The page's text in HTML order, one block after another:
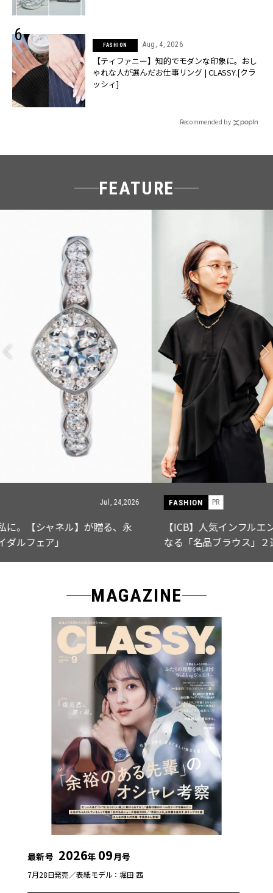
FASHION Aug, 4, 2026
【ティファニー】知的でモダンな印象に。おし
ゃれな人が選んだお仕事リング | CLASSY.[クラ
ッシィ]
Recommended by
FEATURE
【ICB】人気インフルエンサーと共同制作! 週5で着たく
なる「名品ブラウス」２選
MAGAZINE
最新号 2026年 09月号
7月28日発売／表紙モデル：堀田 茜